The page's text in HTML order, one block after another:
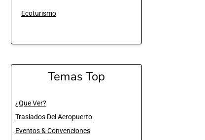
Ecoturismo
Temas Top
¿Que Ver?
Traslados Del Aeropuerto
Eventos & Convenciones